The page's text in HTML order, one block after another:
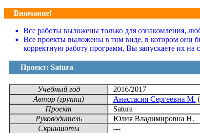
Внимание!
Все работы выложены только для ознакомления,
Все проекты выложены в том виде, в котором они
корректную работу программ, Вы запускаете их на
Проект: Satura
Учебный год
2016/2017
Автор (группа)
Анастасия Сергеевна М.
Проект
Satura
Руководитель
Юлия Владимировна Н.
Скриншоты
---